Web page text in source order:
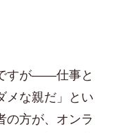
すが——仕事と
メな親だ」とい
の方が、オンラ